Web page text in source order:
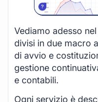
Vediamo adesso
divisi in due macro
di avvio e
gestione
e contabili.
Ogni servizio è